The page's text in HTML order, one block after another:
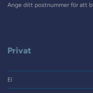
Ange ditt postnummer för att
Privat
El